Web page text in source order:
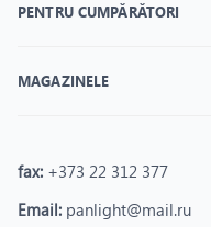
PENTRU CUMPĂRĂTORI
MAGAZINELE
fax: +373 22 312 377
Email: panlight@mail.ru